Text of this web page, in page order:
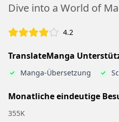
Dive into a World of
4.2
TranslateManga
Manga-Übersetzung
Monatliche eindeutige
355K